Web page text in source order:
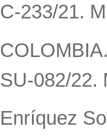
C-233/21.
SU-082/22.
Enríquez